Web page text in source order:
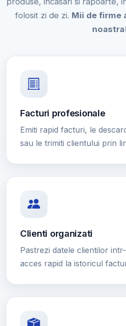
folosit zi de zi. Mii de firme
Facturi profesionale
Emiti rapid facturi, le
sau le trimiti clientului prin
Clienti organizati
Pastrezi datele clientilor
acces rapid la istoricul